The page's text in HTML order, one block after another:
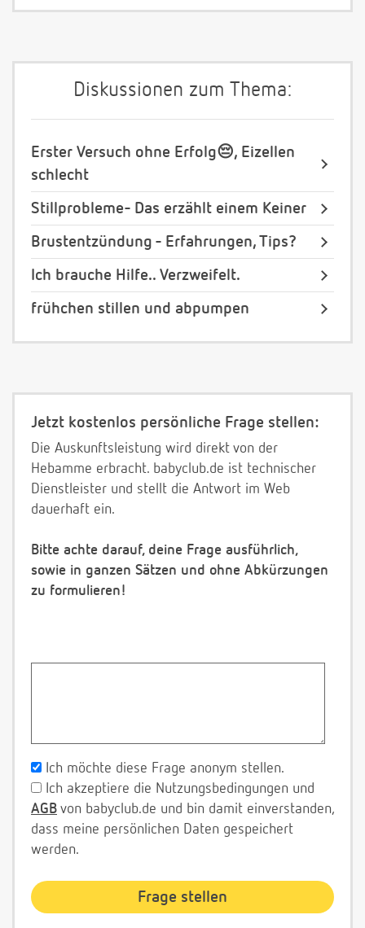
Diskussionen zum Thema:
Erster Versuch ohne Erfolg😔, Eizellen
schlecht
Stillprobleme- Das erzählt einem Keiner
Brustentzündung - Erfahrungen, Tips?
Ich brauche Hilfe.. Verzweifelt.
frühchen stillen und abpumpen
Jetzt kostenlos persönliche Frage stellen:
Die Auskunftsleistung wird direkt von der
Hebamme erbracht. babyclub.de ist technischer
Dienstleister und stellt die Antwort im Web
dauerhaft ein.
Bitte achte darauf, deine Frage ausführlich,
sowie in ganzen Sätzen und ohne Abkürzungen
zu formulieren!
Ich möchte diese Frage anonym stellen.
Ich akzeptiere die Nutzungsbedingungen und
AGB von babyclub.de und bin damit einverstanden,
dass meine persönlichen Daten gespeichert
werden.